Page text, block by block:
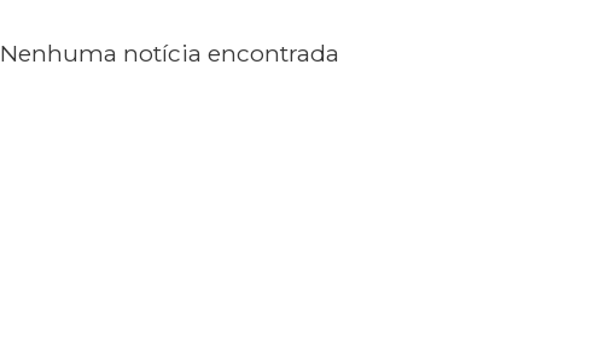
Nenhuma notícia encontrada